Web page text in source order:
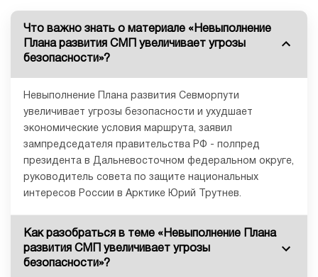
Что важно знать о материале «Невыполнение
Плана развития СМП увеличивает угрозы
безопасности»?
Невыполнение Плана развития Севморпути
увеличивает угрозы безопасности и ухудшает
экономические условия маршрута, заявил
зампредседателя правительства РФ - полпред
президента в Дальневосточном федеральном округе,
руководитель совета по защите национальных
интересов России в Арктике Юрий Трутнев.
Как разобраться в теме «Невыполнение Плана
развития СМП увеличивает угрозы
безопасности»?